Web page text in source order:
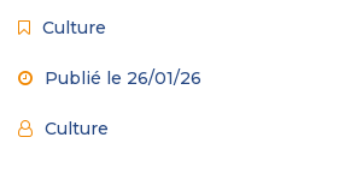
Culture
Publié le 26/01/26
Proposé
Culture